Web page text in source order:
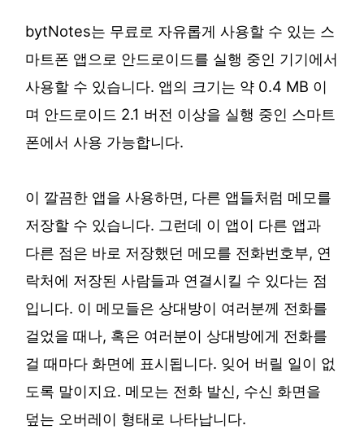
bytNotes는 무료로 자유롭게 사용할 수 있는 스
마트폰 앱으로 안드로이드를 실행 중인 기기에서
사용할 수 있습니다. 앱의 크기는 약 0.4 MB 이
며 안드로이드 2.1 버전 이상을 실행 중인 스마트
폰에서 사용 가능합니다.
이 깔끔한 앱을 사용하면, 다른 앱들처럼 메모를
저장할 수 있습니다. 그런데 이 앱이 다른 앱과
다른 점은 바로 저장했던 메모를 전화번호부, 연
락처에 저장된 사람들과 연결시킬 수 있다는 점
입니다. 이 메모들은 상대방이 여러분께 전화를
걸었을 때나, 혹은 여러분이 상대방에게 전화를
걸 때마다 화면에 표시됩니다. 잊어 버릴 일이 없
도록 말이지요. 메모는 전화 발신, 수신 화면을
덮는 오버레이 형태로 나타납니다.